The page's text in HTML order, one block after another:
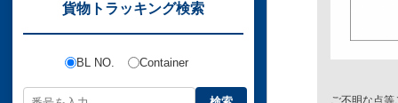
貨物トラッキング検索
BL NO. Container
ご不明な点等